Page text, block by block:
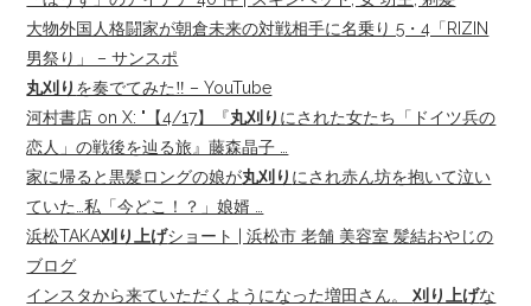
大物外国人格闘家が朝倉未来の対戦相手に名乗り 5・4「RIZIN
男祭り」 – サンスポ
丸刈り を奏でてみた‼️ – YouTube
河村書店 on X: "【4/17】『丸刈り にされた女たち「ドイツ兵の
恋人」の戦後を辿る旅』藤森晶子 …
家に帰ると黒髪ロングの娘が丸刈り にされ赤ん坊を抱いて泣い
ていた…私「今どこ！？」娘婿 …
浜松TAKA刈り上げショート | 浜松市 老舗 美容室 髪結おやじの
ブログ
インスタから来ていただくようになった増田さん。刈り上げな